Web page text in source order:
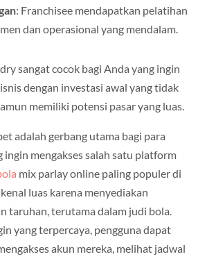
: Franchisee mendapatkan pelatihan
dan operasional yang mendalam.
sangat cocok bagi Anda yang ingin
dengan investasi awal yang tidak
memiliki potensi pasar yang luas.
adalah gerbang utama bagi para
ingin mengakses salah satu platform
mix parlay online paling populer di
luas karena menyediakan
taruhan, terutama dalam judi bola.
yang terpercaya, pengguna dapat
akun mereka, melihat jadwal